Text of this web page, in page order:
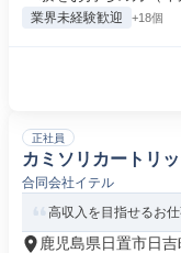
業界未経験歓迎 +18個
正社員
カミソリカートリ
合同会社イテル
高収入を目指せるお仕
鹿児島県日置市日